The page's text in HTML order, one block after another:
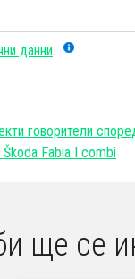
данни.
говорители
Škoda Fabia I combi
ще се